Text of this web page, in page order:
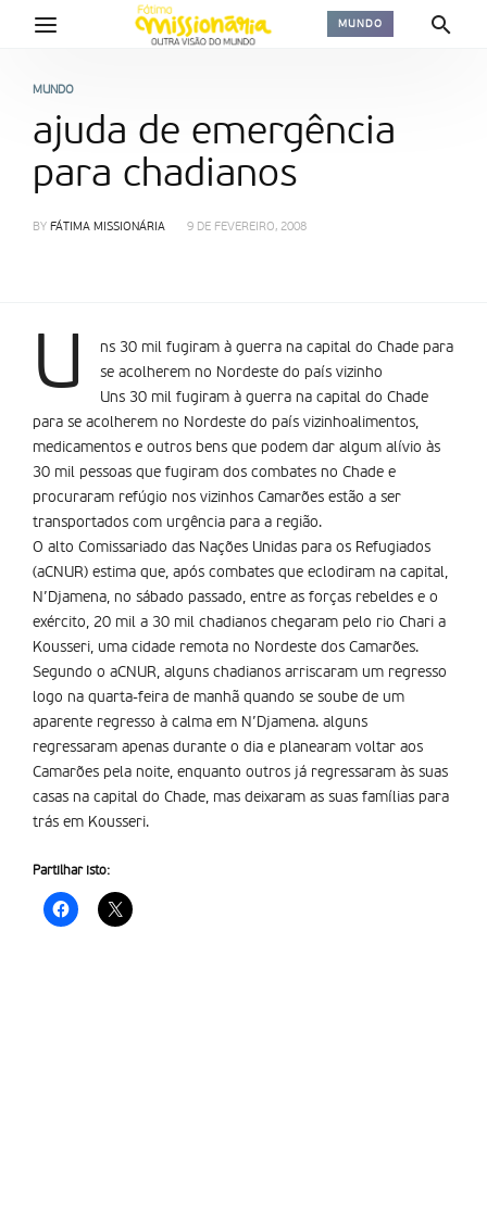
MUNDO
MUNDO
ajuda de emergência
para chadianos
BY FÁTIMA MISSIONÁRIA 9 DE FEVEREIRO, 2008
U
ns 30 mil fugiram à guerra na capital do Chade para
se acolherem no Nordeste do país vizinho
Uns 30 mil fugiram à guerra na capital do Chade
para se acolherem no Nordeste do país vizinhoalimentos,
medicamentos e outros bens que podem dar algum alívio às
30 mil pessoas que fugiram dos combates no Chade e
procuraram refúgio nos vizinhos Camarões estão a ser
transportados com urgência para a região.
O alto Comissariado das Nações Unidas para os Refugiados
(aCNUR) estima que, após combates que eclodiram na capital,
N’Djamena, no sábado passado, entre as forças rebeldes e o
exército, 20 mil a 30 mil chadianos chegaram pelo rio Chari a
Kousseri, uma cidade remota no Nordeste dos Camarões.
Segundo o aCNUR, alguns chadianos arriscaram um regresso
logo na quarta-feira de manhã quando se soube de um
aparente regresso à calma em N’Djamena. alguns
regressaram apenas durante o dia e planearam voltar aos
Camarões pela noite, enquanto outros já regressaram às suas
casas na capital do Chade, mas deixaram as suas famílias para
trás em Kousseri.
Partilhar isto: